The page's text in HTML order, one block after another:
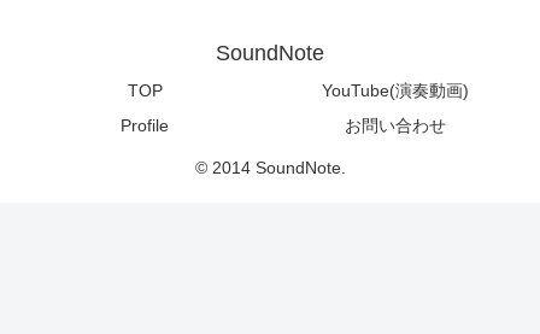
SoundNote
TOP
YouTube(演奏動画)
Profile
お問い合わせ
© 2014 SoundNote.